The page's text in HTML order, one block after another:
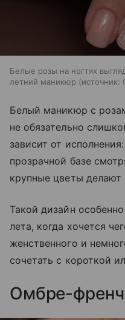
Белые розы на ногтях
летний маникюр
источник:
Белый маникюр с
не обязательно
зависит от
прозрачной базе
крупные цветы
Такой дизайн
лета, когда хочется
женственного и
сочетать с короткой
Омбре-френч